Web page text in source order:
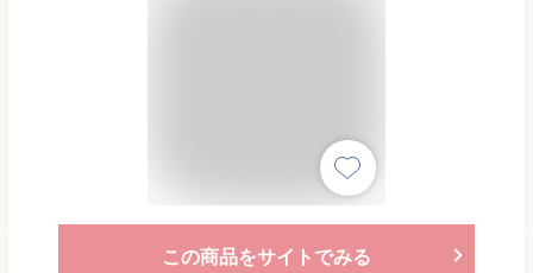
この商品をサイトでみる